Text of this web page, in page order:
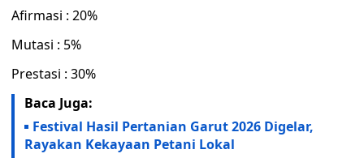
Afirmasi : 20%
Mutasi : 5%
Prestasi : 30%
Baca Juga:
Festival Hasil Pertanian Garut 2026 Digelar,
Rayakan Kekayaan Petani Lokal